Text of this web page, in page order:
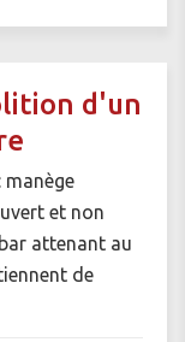
d'un
et non
attenant au
de